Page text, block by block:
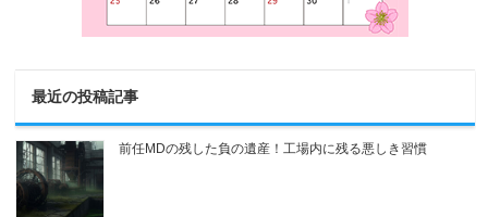
最近の投稿記事
前任MDの残した負の遺産！工場内に残る悪しき習慣